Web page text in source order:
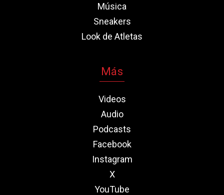
Música
Sneakers
Look de Atletas
Más
Videos
Audio
Podcasts
Facebook
Instagram
X
YouTube